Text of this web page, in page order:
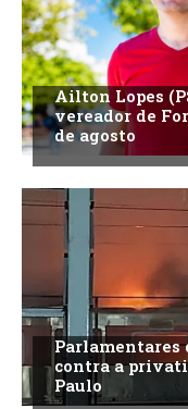
Ailton Lopes
vereador de
de agosto
Parlamentares
contra a
Paulo